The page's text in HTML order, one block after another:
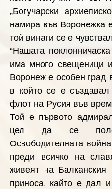
„Богучарски архи
намира във Воронежка
той винагисее
“Нашата
има много свещеници
Воронеж е особен град
в който се е създавал
флот на Русия във
Той е първото
цел да се
Освободителната
преди всичко на
живеят на
приноса, кайто е дал